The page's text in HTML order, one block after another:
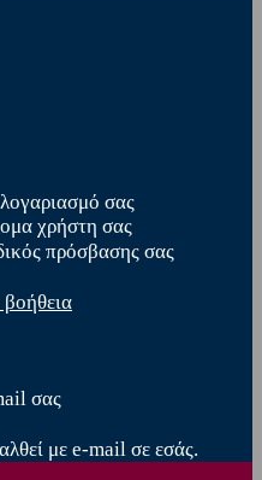
σας
χρήστη σας
πρόσβασης σας
σας
με e-mail σε εσάς.